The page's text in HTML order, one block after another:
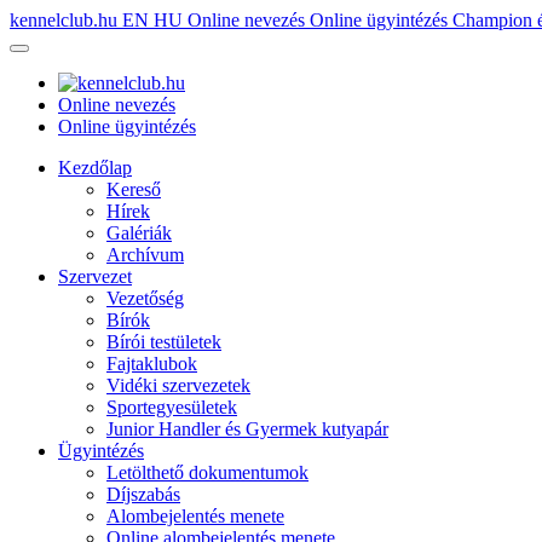
kennelclub.hu EN HU Online nevezés Online ügyintézés Champion
Online nevezés
Online ügyintézés
Kezdőlap
Kereső
Hírek
Galériák
Archívum
Szervezet
Vezetőség
Bírók
Bírói testületek
Fajtaklubok
Vidéki szervezetek
Sportegyesületek
Junior Handler és Gyermek kutyapár
Ügyintézés
Letölthető dokumentumok
Díjszabás
Alombejelentés menete
Online alombejelentés menete